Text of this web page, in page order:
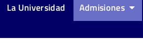
La Universidad Admisiones